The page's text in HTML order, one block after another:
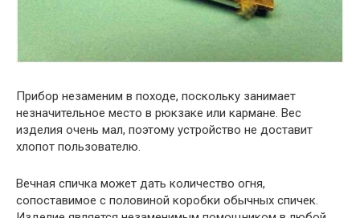
Прибор незаменим в походе, поскольку занимает
незначительное место в рюкзаке или кармане. Вес
изделия очень мал, поэтому устройство не доставит
хлопот пользователю.
Вечная спичка может дать количество огня,
сопоставимое с половиной коробки обычных спичек.